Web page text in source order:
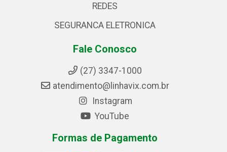
REDES
SEGURANCA ELETRONICA
Fale Conosco
(27) 3347-1000
atendimento@linhavix.com.br
Instagram
YouTube
Formas de Pagamento